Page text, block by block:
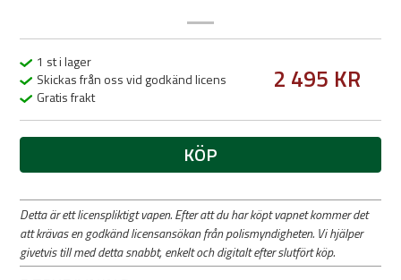
1 st i lager
Skickas från oss vid godkänd licens
Gratis frakt
2 495 KR
KÖP
Detta är ett licenspliktigt vapen. Efter att du har köpt vapnet kommer det
att krävas en godkänd licensansökan från polismyndigheten. Vi hjälper
givetvis till med detta snabbt, enkelt och digitalt efter slutfört köp.